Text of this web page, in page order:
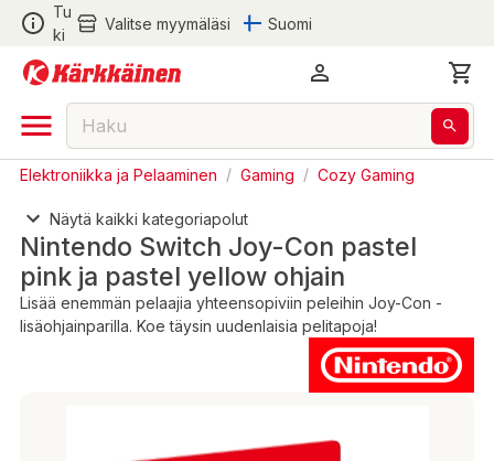
Tu
ki
Valitse myymäläsi Suomi
Elektroniikka ja Pelaaminen / Gaming / Cozy Gaming
Näytä kaikki kategoriapolut
Nintendo Switch Joy-Con pastel
pink ja pastel yellow ohjain
Lisää enemmän pelaajia yhteensopiviin peleihin Joy-Con -
lisäohjainparilla. Koe täysin uudenlaisia pelitapoja!